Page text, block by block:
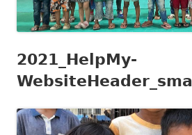
2021_HelpMy-